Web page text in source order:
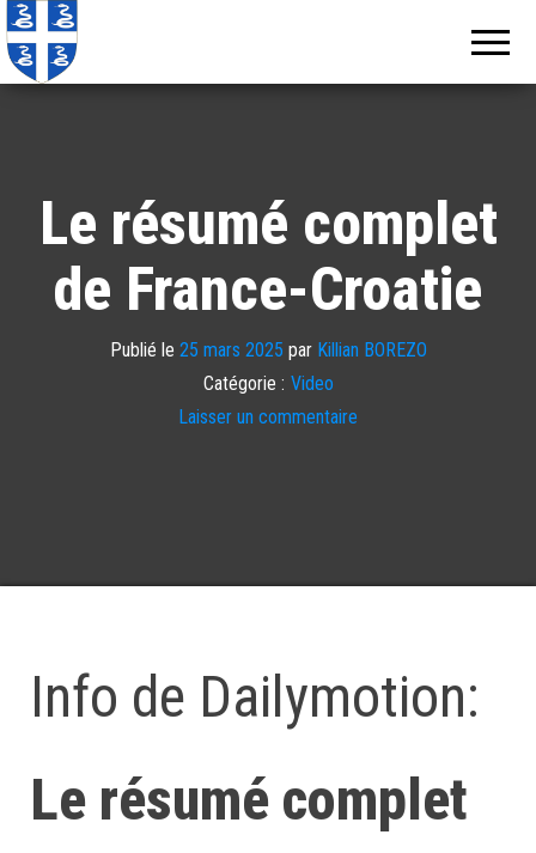
Le résumé complet
de France-Croatie
Publié le 25 mars 2025 par Killian BOREZO
Catégorie : Video
Laisser un commentaire
Info de Dailymotion:
Le résumé complet